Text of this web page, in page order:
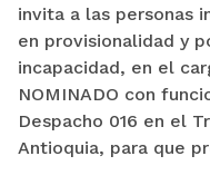
invita a las personas
en provisionalidad y
incapacidad, en el
NOMINADO con
Despacho 016 en el
Antioquia, para que